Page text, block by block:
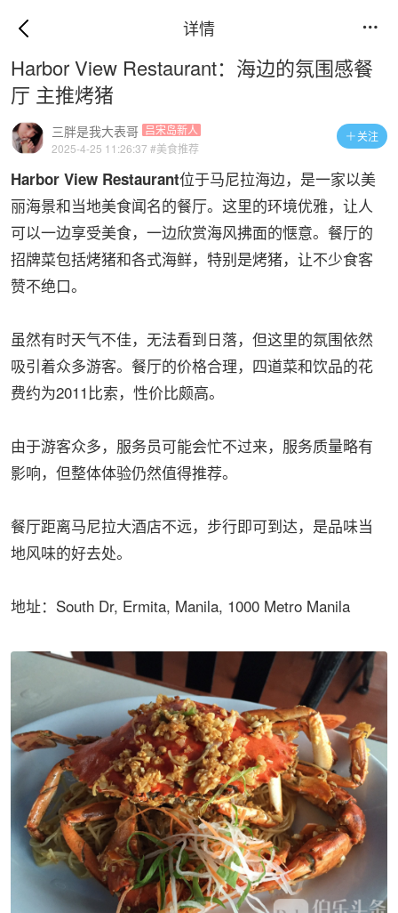
详情 
Harbor View Restaurant：海边的氛围感餐
厅 主推烤猪
关注
三胖是我大表哥 吕宋岛新人
2025-4-25 11:26:37 #美食推荐
Harbor View Restaurant位于马尼拉海边，是一家以美
丽海景和当地美食闻名的餐厅。这里的环境优雅，让人
可以一边享受美食，一边欣赏海风拂面的惬意。餐厅的
招牌菜包括烤猪和各式海鲜，特别是烤猪，让不少食客
赞不绝口。
虽然有时天气不佳，无法看到日落，但这里的氛围依然
吸引着众多游客。餐厅的价格合理，四道菜和饮品的花
费约为2011比索，性价比颇高。
由于游客众多，服务员可能会忙不过来，服务质量略有
影响，但整体体验仍然值得推荐。
餐厅距离马尼拉大酒店不远，步行即可到达，是品味当
地风味的好去处。
地址：South Dr, Ermita, Manila, 1000 Metro Manila